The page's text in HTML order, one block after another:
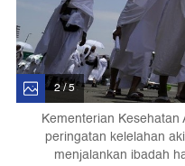
2 / 5
Kementerian
peringatan kelelahan
menjalankan ibadah